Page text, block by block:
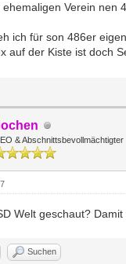
Verein nen
ich für son 486er
auf der Kiste ist doch
& Abschnittsbevollmächtigter
Welt geschaut?
Suchen